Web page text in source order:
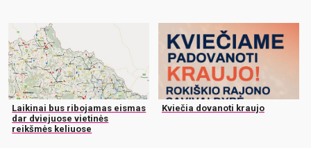
Laikinai bus ribojamas eismas
dar dviejuose vietinės
reikšmės keliuose
Kviečia dovanoti kraujo